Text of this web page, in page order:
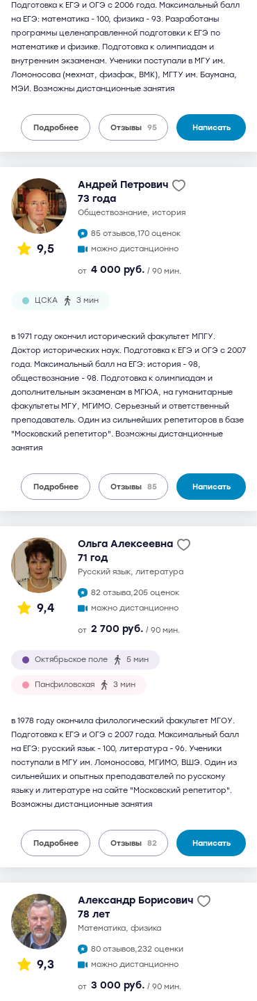
Подготовка к ЕГЭ и ОГЭ с 2006 года. Максимальный балл
на ЕГЭ: математика - 100, физика - 93. Разработаны
программы целенаправленной подготовки к ЕГЭ по
математике и физике. Подготовка к олимпиадам и
внутренним экзаменам. Ученики поступали в МГУ им.
Ломоносова (мехмат, физфак, ВМК), МГТУ им. Баумана,
МЭИ. Возможны дистанционные занятия
Подробнее Отзывы 95 Написать
9,5
Андрей Петрович
73 года
обществознание, история
85 отзывов,170 оценок
можно дистанционно
от 4 000 руб. / 90 мин.
ЦСКА 3 мин
в 1971 году окончил исторический факультет МПГУ.
Доктор исторических наук. Подготовка к ЕГЭ и ОГЭ с 2007
года. Максимальный балл на ЕГЭ: история - 98,
обществознание - 98. Подготовка к олимпиадам и
дополнительным экзаменам в МГЮА, на гуманитарные
факультеты МГУ, МГИМО. Серьезный и ответственный
преподаватель. Один из сильнейших репетиторов в базе
"Московский репетитор". Возможны дистанционные
занятия
Подробнее Отзывы 85 Написать
9,4
Ольга Алексеевна
71 год
русский язык, литература
82 отзыва,205 оценок
можно дистанционно
от 2 700 руб. / 90 мин.
Октябрьское поле 5 мин
Панфиловская 3 мин
в 1978 году окончила филологический факультет МГОУ.
Подготовка к ЕГЭ и ОГЭ с 2007 года. Максимальный балл
на ЕГЭ: русский язык - 100, литература - 96. Ученики
поступали в МГУ им. Ломоносова, МГИМО, ВШЭ. Один из
сильнейших и опытных преподавателей по русскому
языку и литературе на сайте "Московский репетитор".
Возможны дистанционные занятия
Подробнее Отзывы 82 Написать
9,3
Александр Борисович
78 лет
математика, физика
80 отзывов,232 оценки
можно дистанционно
от 3 000 руб. / 90 мин.